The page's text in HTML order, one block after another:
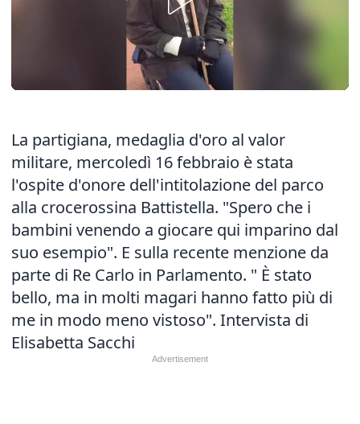
La partigiana, medaglia d'oro al valor
militare, mercoledì 16 febbraio è stata
l'ospite d'onore dell'intitolazione del parco
alla crocerossina Battistella. "Spero che i
bambini venendo a giocare qui imparino dal
suo esempio". E sulla recente menzione da
parte di Re Carlo in Parlamento. " È stato
bello, ma in molti magari hanno fatto più di
me in modo meno vistoso". Intervista di
Elisabetta Sacchi